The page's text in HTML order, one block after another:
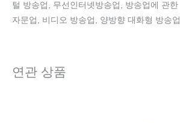
털 방송업, 무선인터넷방송업, 방송업에 관한
자문업, 비디오 방송업, 양방향 대화형 방송업
연관 상품